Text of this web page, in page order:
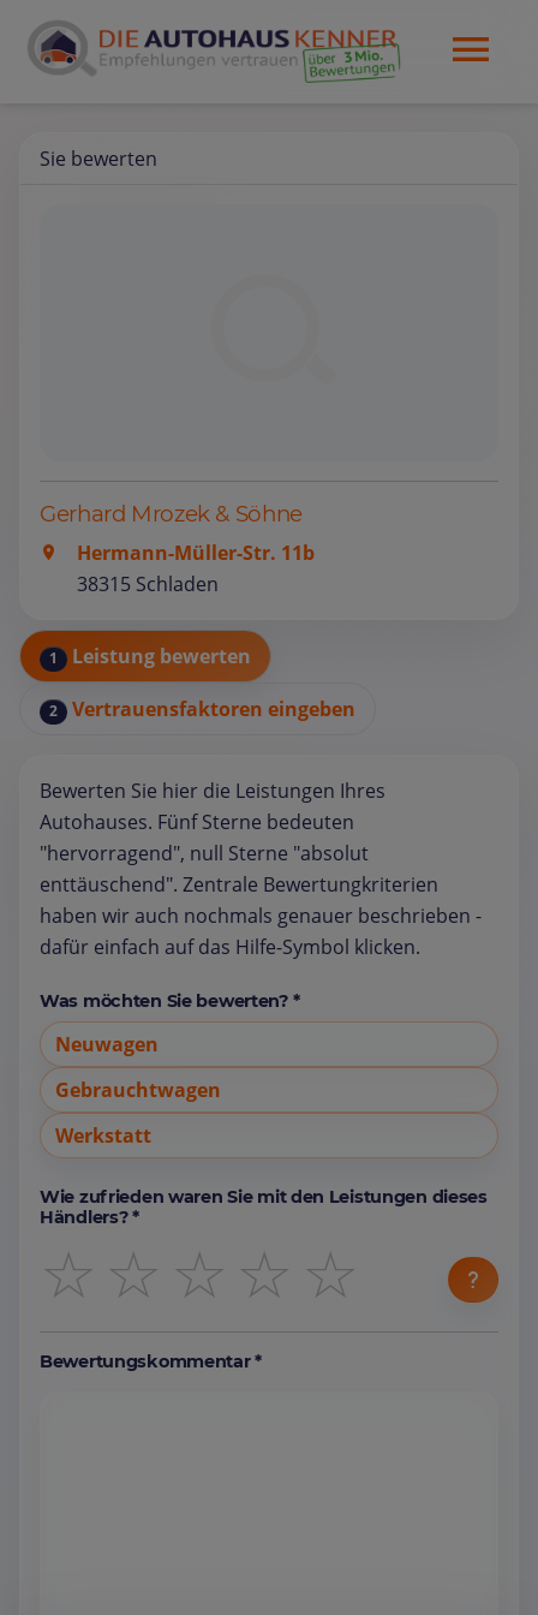
Sie bewerten
Gerhard Mrozek & Söhne
Hermann-Müller-Str. 11b
38315 Schladen
1 Leistung bewerten
2 Vertrauensfaktoren eingeben
Bewerten Sie hier die Leistungen Ihres
Autohauses. Fünf Sterne bedeuten
"hervorragend", null Sterne "absolut
enttäuschend". Zentrale Bewertungkriterien
haben wir auch nochmals genauer beschrieben -
dafür einfach auf das Hilfe-Symbol klicken.
Was möchten Sie bewerten? *
Neuwagen
Gebrauchtwagen
Werkstatt
Wie zufrieden waren Sie mit den Leistungen dieses
Händlers? *
☆
☆
☆
☆
☆
Bewertungskommentar *